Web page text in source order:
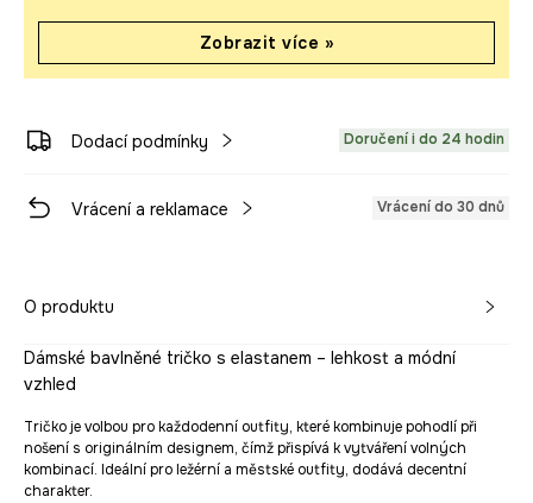
Zobrazit více »
Dodací podmínky Doručení i do 24 hodin
Vrácení a reklamace Vrácení do 30 dnů
O produktu
Dámské bavlněné tričko s elastanem – lehkost a módní
vzhled
Tričko je volbou pro každodenní outfity, které kombinuje pohodlí při
nošení s originálním designem, čímž přispívá k vytváření volných
kombinací. Ideální pro ležérní a městské outfity, dodává decentní
charakter.